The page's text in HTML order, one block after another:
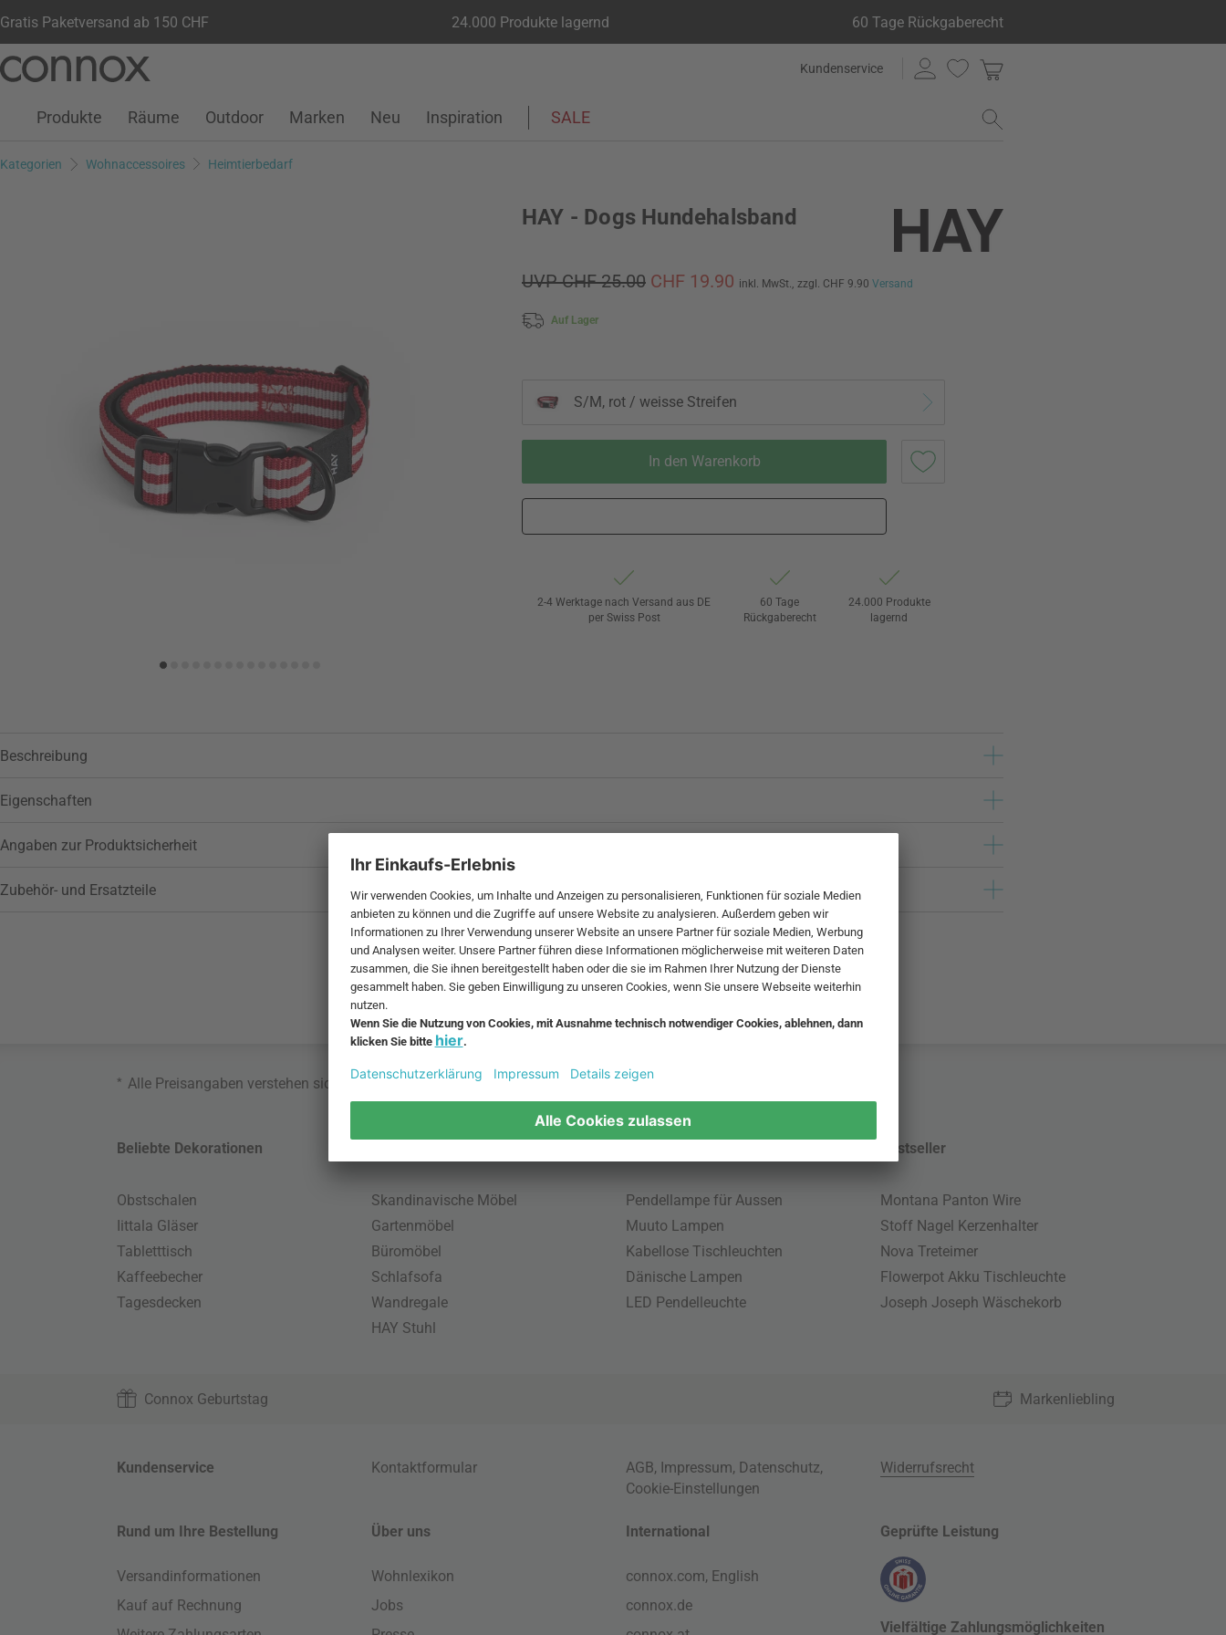
Gratis Paketversand ab 150 CHF 24.000 Produkte lagernd 60 Tage Rückgaberecht
Seiteninhalt
Suchfeld
Kundenservice
Kundenkonto
Wunschliste
Warenkorb
Produkte Räume Outdoor Marken Neu Inspiration SALE
Kategorien Wohnaccessoires Heimtierbedarf
HAY - Dogs Hundehalsband
UVP CHF 25.00 CHF 19.90 inkl. MwSt., zzgl. CHF 9.90 Versand
Auf Lager
S/M, rot / weisse Streifen
In den Warenkorb
Wunschliste hinzufügen
2-4 Werktage nach Versand aus DE
per Swiss Post
60 Tage
Rückgaberecht
24.000 Produkte
lagernd
Beschreibung
Eigenschaften
Angaben zur Produktsicherheit
Zubehör- und Ersatzteile
* Alle Preisangaben verstehen sich inklusive MwSt. und zzgl.Versandkosten.
Beliebte Dekorationen
Obstschalen
Iittala Gläser
Tabletttisch
Kaffeebecher
Tagesdecken
Skandinavische Möbel
Gartenmöbel
Büromöbel
Schlafsofa
Wandregale
HAY Stuhl
Pendellampe für Aussen
Muuto Lampen
Kabellose Tischleuchten
Dänische Lampen
LED Pendelleuchte
Bestseller
Montana Panton Wire
Stoff Nagel Kerzenhalter
Nova Treteimer
Flowerpot Akku Tischleuchte
Joseph Joseph Wäschekorb
Connox Geburtstag Markenliebling
Kundenservice Kontaktformular AGB, Impressum, Datenschutz,
Cookie-Einstellungen
Widerrufsrecht
Rund um Ihre Bestellung
Versandinformationen
Kauf auf Rechnung
Über uns
Wohnlexikon
Jobs
International
connox.com, English
connox.de
Geprüfte Leistung
Vielfältige Zahlungsmöglichkeiten